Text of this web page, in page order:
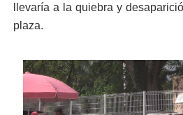
llevaría a la quiebra y
plaza.